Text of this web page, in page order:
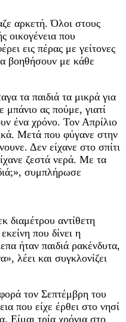
αρκετή. Όλοι στους
οικογένεια που
εις πέρας με γείτονες
βοηθήσουν με κάθε
τα παιδιά τα μικρά για
μπάνιο ας πούμε, γιατί
ένα χρόνο. Τον Απρίλιο
Μετά που φύγανε στην
Δεν είχανε στο σπίτι
ζεστά νερά. Με τα
συμπλήρωσε
διαμέτρου αντίθετη
που δίνει η
ήταν παιδιά ρακένδυτα,
λέει και συγκλονίζει
τον Σεπτέμβρη του
που είχε έρθει στο νησί
Είμαι τρία χρόνια στο